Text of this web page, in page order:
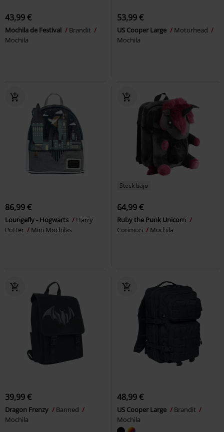
43,99 €
Mochila de Festival
Brandit
Mochila
53,99 €
US Cooper Large
Motörhead
Mochila
86,99 €
Loungefly - Hogwarts
Harry
Potter
Mini Mochilas
Stock bajo
64,99 €
Ruby the Punk Unicorn
Corimori
Mochila
39,99 €
Dragon Frenzy
Banned
Mochila
48,99 €
US Cooper Large
Brandit
Mochila